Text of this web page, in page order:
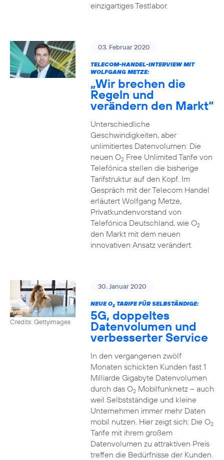
einzigartiges Testlabor.
03. Februar 2020
TELECOM-HANDEL-INTERVIEW MIT
WOLFGANG METZE:
„Wir brechen die
Regeln und
verändern den Markt“
Unterschiedliche
Geschwindigkeiten, aber
unlimitiertes Datenvolumen: Die
neuen O2Free Unlimited Tarife von
Telefónica stellen die bisherige
Tarifstruktur auf den Kopf. Im
Gespräch mit der Telecom Handel
erläutert Wolfgang Metze,
Privatkundenvorstand von
Telefónica Deutschland, wie O2
den Markt mit dem neuen
innovativen Ansatz verändert.
Credits: Gettyimages
30. Januar 2020
NEUE O2TARIFE FÜR SELBSTÄNDIGE:
5G, doppeltes
Datenvolumen und
verbesserter Service
In den vergangenen zwölf
Monaten schickten Kunden fast 1
Milliarde Gigabyte Datenvolumen
durch das O2Mobilfunknetz – auch
weil Selbstständige und kleine
Unternehmen immer mehr Daten
mobil nutzen. Hier zeigt sich: Die O2
Tarife mit ihrem großem
Datenvolumen zu attraktiven Preis
treffen die Bedürfnisse der Kunden.